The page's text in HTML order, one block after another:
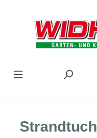
Strandtuch